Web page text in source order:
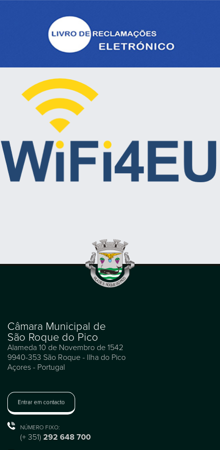
Câmara Municipal de
São Roque do Pico
Alameda 10 de Novembro de 1542
9940-353 São Roque - Ilha do Pico
Açores - Portugal
Entrar em contacto
NÚMERO FIXO:
(+ 351) 292 648 700